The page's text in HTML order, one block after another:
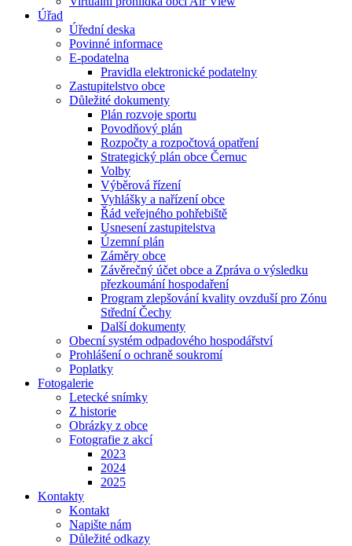
Úřad
Úřední deska
Povinné informace
E-podatelna
Pravidla elektronické podatelny
Zastupitelstvo obce
Důležité dokumenty
Plán rozvoje sportu
Povodňový plán
Rozpočty a rozpočtová opatření
Strategický plán obce Černuc
Volby
Výběrová řízení
Vyhlášky a nařízení obce
Řád veřejného pohřebiště
Usnesení zastupitelstva
Územní plán
Záměry obce
Závěrečný účet obce a Zpráva o výsledku
přezkoumání hospodaření
Program zlepšování kvality ovzduší pro Zónu
Střední Čechy
Další dokumenty
Obecní systém odpadového hospodářství
Prohlášení o ochraně soukromí
Poplatky
Fotogalerie
Letecké snímky
Z historie
Obrázky z obce
Fotografie z akcí
2023
2024
2025
Kontakty
Kontakt
Napište nám
Důležité odkazy